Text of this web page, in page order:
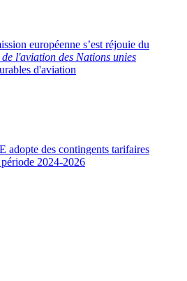
européenne s’est réjouie du
de l'aviation des Nations unies
d'aviation
adopte des contingents tarifaires
2024-2026